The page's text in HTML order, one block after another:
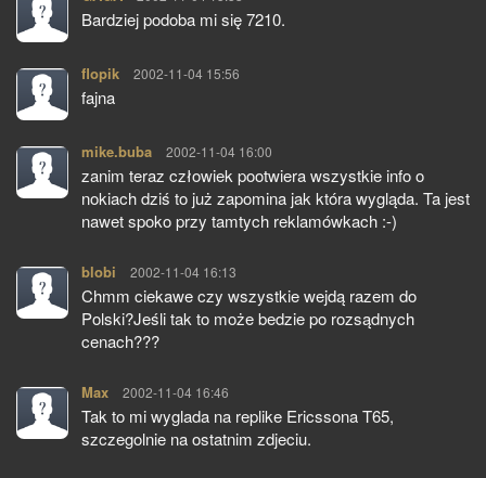
Bardziej podoba mi się 7210.
flopik pisze:
2002-11-04 15:56
fajna
mike.buba pisze:
2002-11-04 16:00
zanim teraz człowiek pootwiera wszystkie info o
nokiach dziś to już zapomina jak która wygląda. Ta jest
nawet spoko przy tamtych reklamówkach :-)
blobi pisze:
2002-11-04 16:13
Chmm ciekawe czy wszystkie wejdą razem do
Polski?Jeśli tak to może bedzie po rozsądnych
cenach???
Max pisze:
2002-11-04 16:46
Tak to mi wyglada na replike Ericssona T65,
szczegolnie na ostatnim zdjeciu.